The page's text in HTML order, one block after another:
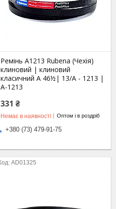
Ремінь A1213 Rubena (Чехія)
клиновий | клиновий
класичний A 46½| 13/A - 1213 |
А-1213
331 ₴
Немає в наявності Оптом і в роздріб
+380 (73) 479-91-75
AD01325